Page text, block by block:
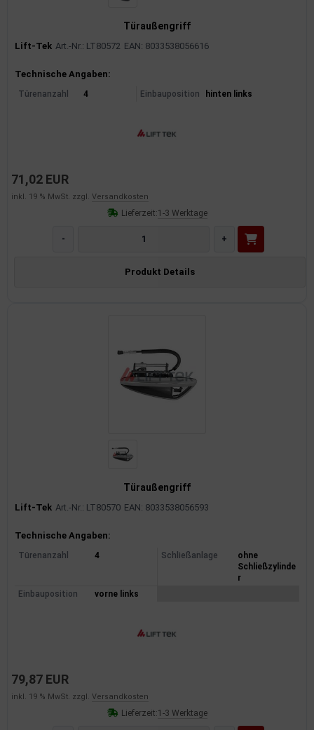
Türaußengriff
Lift-Tek Art.-Nr.: LT80572 EAN: 8033538056616
Produktinformationen
Technische Angaben:
Türenanzahl 4 Einbauposition hinten links
71,02 EUR
inkl. 19 % MwSt. zzgl. Versandkosten
Lieferzeit:1-3 Werktage
- +
Produkt Details
Türaußengriff
Lift-Tek Art.-Nr.: LT80570 EAN: 8033538056593
Produktinformationen
Technische Angaben:
Türenanzahl 4 Schließanlage
ohne
Schließzylinde
r
Einbauposition
vorne links
79,87 EUR
inkl. 19 % MwSt. zzgl. Versandkosten
Lieferzeit:1-3 Werktage